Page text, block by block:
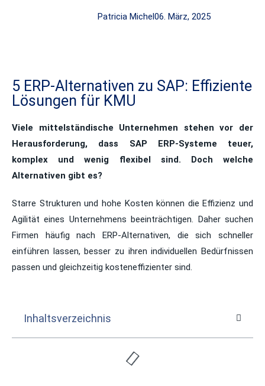
Patricia Michel06. März, 2025
5 ERP-Alternativen zu SAP: Effiziente
Lösungen für KMU
Viele mittelständische Unternehmen stehen vor der
Herausforderung, dass SAP ERP-Systeme teuer,
komplex und wenig flexibel sind. Doch welche
Alternativen gibt es?
Starre Strukturen und hohe Kosten können die Effizienz und
Agilität eines Unternehmens beeinträchtigen. Daher suchen
Firmen häufig nach ERP-Alternativen, die sich schneller
einführen lassen, besser zu ihren individuellen Bedürfnissen
passen und gleichzeitig kosteneffizienter sind.
Inhaltsverzeichnis